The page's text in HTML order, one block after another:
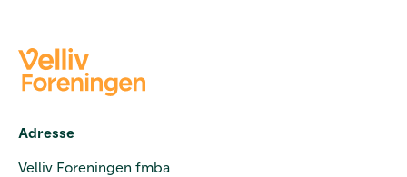
Adresse
Velliv Foreningen fmba